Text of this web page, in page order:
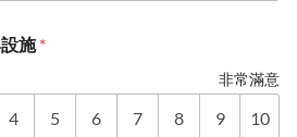
施*
非常滿意
4 5 6 7 8 9 10